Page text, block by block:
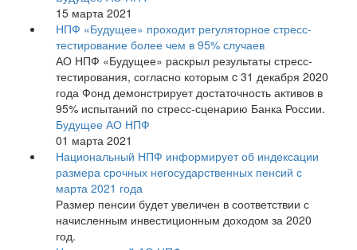
15 марта 2021
НПФ «Будущее» проходит регуляторное стресс-
тестирование более чем в 95% случаев
АО НПФ «Будущее» раскрыл результаты стресс-
тестирования, согласно которым c 31 декабря 2020
года Фонд демонстрирует достаточность активов в
95% испытаний по стресс-сценарию Банка России.
Будущее АО НПФ
01 марта 2021
Национальный НПФ информирует об индексации
размера срочных негосударственных пенсий с
марта 2021 года
Размер пенсии будет увеличен в соответствии с
начисленным инвестиционным доходом за 2020
год.